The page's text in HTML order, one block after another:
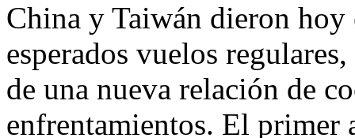
China y Taiwán dieron hoy
esperados vuelos
de una nueva relación de
enfrentamientos. El primer